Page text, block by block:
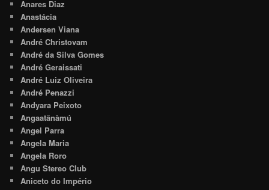
Anares Diaz
Anastácia
Andersen Viana
André Christovam
André da Silva Gomes
André Geraissati
André Luiz Oliveira
André Penazzi
Andyara Peixoto
Angaatãnàmú
Angel Parra
Angela Maria
Angela Roro
Angu Stereo Club
Aniceto do Império